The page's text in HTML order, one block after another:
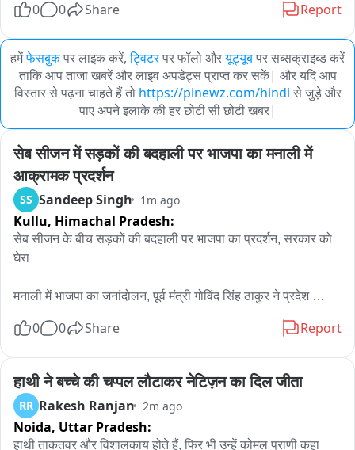
0 0 Share Report
हमेंफेसबुकपर लाइक करें, ट्विटरपर फॉलो औरयूट्यूबपर सब्सक्राइब्ड करें
ताकि आप ताजा खबरें और लाइव अपडेट्स प्राप्त कर सकें| और यदि आप
विस्तार से पढ़ना चाहते हैं तो https://pinewz.com/hindi से जुड़े और
पाए अपने इलाके की हर छोटी सी छोटी खबर|
सेब सीजन में सड़कों की बदहाली पर भाजपा का मनाली में
आक्रामक प्रदर्शन
SS Sandeep Singh 1m ago
Kullu, Himachal Pradesh:
सेब सीजन के बीच सड़कों की बदहाली पर भाजपा का प्रदर्शन, सरकार को
घेरा
मनाली में भाजपा का जनांदोलन, पूर्व मंत्री गोविंद सिंह ठाकुर ने प्रदेश
कथित ठहराव के विरोध में भारतीय जनता पार्टी द्वारा मनाली में जनांदोलन
किया। इस दौरान भाजपा कार्यकर्ताओं और स्थानीय लोगों ने प्रदेश सरकार
के खिलाफ प्रदर्शन करते हुए विभिन्न जनसमस्याओं को उठाया। प्रदर्शन में
मुख्य रूप से सड़कों की बदहाल स्थिति, आपदा के बाद प्रभावित हुए मार्गों की
0 0 Share Report
हाथी ने बच्चे की चप्पल लौटाकर नेटिज़न का दिल जीता
RR Rakesh Ranjan 2m ago
Noida, Uttar Pradesh:
हाथी ताकतवर और विशालकाय होते हैं, फिर भी उन्हें कोमल प्राणी कहा